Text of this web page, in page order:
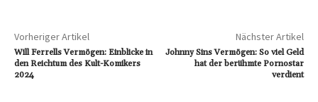
Vorheriger Artikel
Will Ferrells Vermögen: Einblicke in
den Reichtum des Kult-Komikers
2024
Nächster Artikel
Johnny Sins Vermögen: So viel Geld
hat der berühmte Pornostar
verdient